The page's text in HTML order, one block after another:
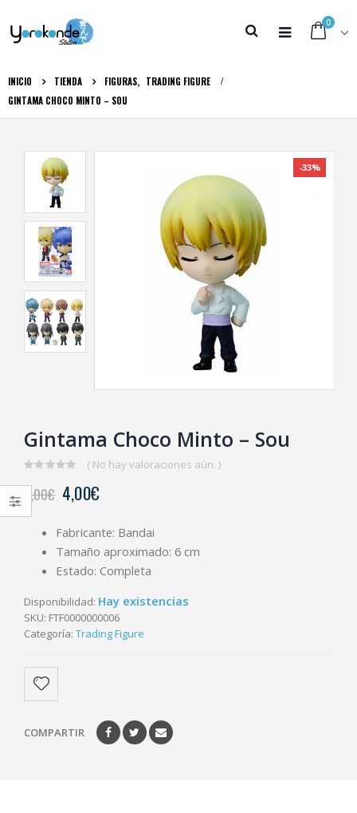
0
INICIO TIENDA FIGURAS, TRADING FIGURE
GINTAMA CHOCO MINTO – SOU
-33%
Gintama Choco Minto – Sou
out
of
( No hay valoraciones aún. )
6,00€ 4,00€
Fabricante: Bandai
Tamaño aproximado: 6 cm
Estado: Completa
Disponibilidad: Hay existencias
SKU: FTF0000000006
Categoría: Trading Figure
COMPARTIR